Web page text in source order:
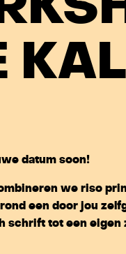
datum soon!
we riso
een door jou
schrift tot een eigen